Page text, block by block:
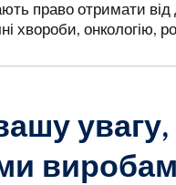
право отримати
хвороби, онкологію,